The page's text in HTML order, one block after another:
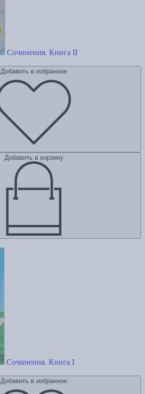
Сочинения. Книга II
Добавить в избранное
Добавить в корзину
Сочинения. Книга I
Добавить в избранное